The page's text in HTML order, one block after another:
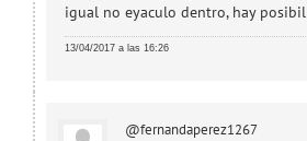
igual no eyaculo dentro, hay
13/04/2017 a las 16:26
@fernandaperez1267